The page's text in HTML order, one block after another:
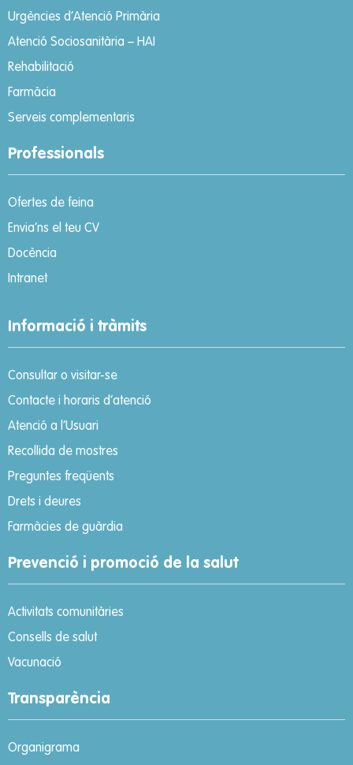
Urgències d’Atenció Primària
Atenció Sociosanitària – HAI
Rehabilitació
Farmàcia
Serveis complementaris
Professionals
Ofertes de feina
Envia’ns el teu CV
Docència
Intranet
Informació i tràmits
Consultar o visitar-se
Contacte i horaris d’atenció
Atenció a l’Usuari
Recollida de mostres
Preguntes freqüents
Drets i deures
Farmàcies de guàrdia
Prevenció i promoció de la salut
Activitats comunitàries
Consells de salut
Vacunació
Transparència
Organigrama